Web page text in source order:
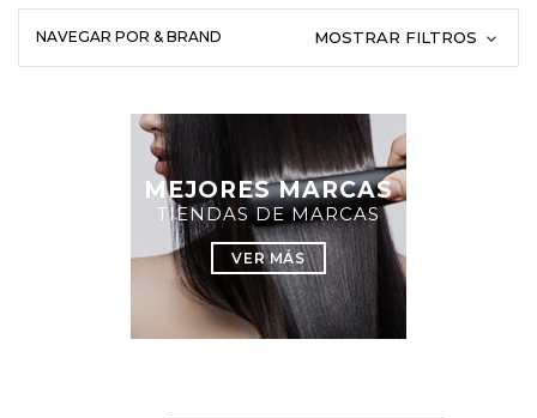
NAVEGAR POR & BRAND MOSTRAR FILTROS
MEJORES MARCAS
TIENDAS DE MARCAS
VER MÁS